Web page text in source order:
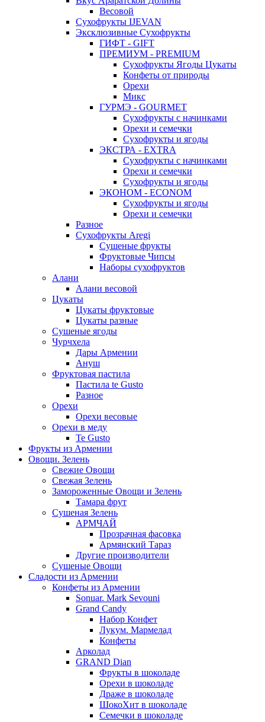
Весовой
Сухофрукты IJEVAN
Эксклюзивные Сухофрукты
ГИФТ - GIFT
ПРЕМИУМ - PREMIUM
Сухофрукты Ягоды Цукаты
Конфеты от природы
Орехи
Микс
ГУРМЭ - GOURMET
Сухофрукты с начинками
Орехи и семечки
Сухофрукты и ягоды
ЭКСТРА - EXTRA
Сухофрукты с начинками
Орехи и семечки
Сухофрукты и ягоды
ЭКОНОМ - ECONOM
Сухофрукты и ягоды
Орехи и семечки
Разное
Сухофрукты Aregi
Сушеные фрукты
Фруктовые Чипсы
Наборы сухофруктов
Алани
Алани весовой
Цукаты
Цукаты фруктовые
Цукаты разные
Сушеные ягоды
Чурчхела
Дары Армении
Ануш
Фруктовая пастила
Пастила te Gusto
Разное
Орехи
Орехи весовые
Орехи в меду
Te Gusto
Фрукты из Армении
Овощи. Зелень
Свежие Овощи
Свежая Зелень
Замороженные Овощи и Зелень
Тамара фрут
Сушеная Зелень
АРМЧАЙ
Прозрачная фасовка
Армянский Тараз
Другие производители
Сушеные Овощи
Сладости из Армении
Конфеты из Армении
Sonuar. Mark Sevouni
Grand Candy
Набор Конфет
Лукум. Мармелад
Конфеты
Арколад
GRAND Dian
Фрукты в шоколаде
Орехи в шоколаде
Драже в шоколаде
ШокоХит в шоколаде
Семечки в шоколаде